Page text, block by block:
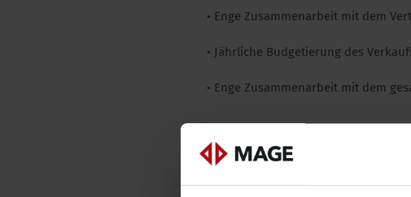
• Enge Zusammenarbeit mit dem
• Jährliche Budgetierung des
• Enge Zusammenarbeit mit dem
Ihr Profil